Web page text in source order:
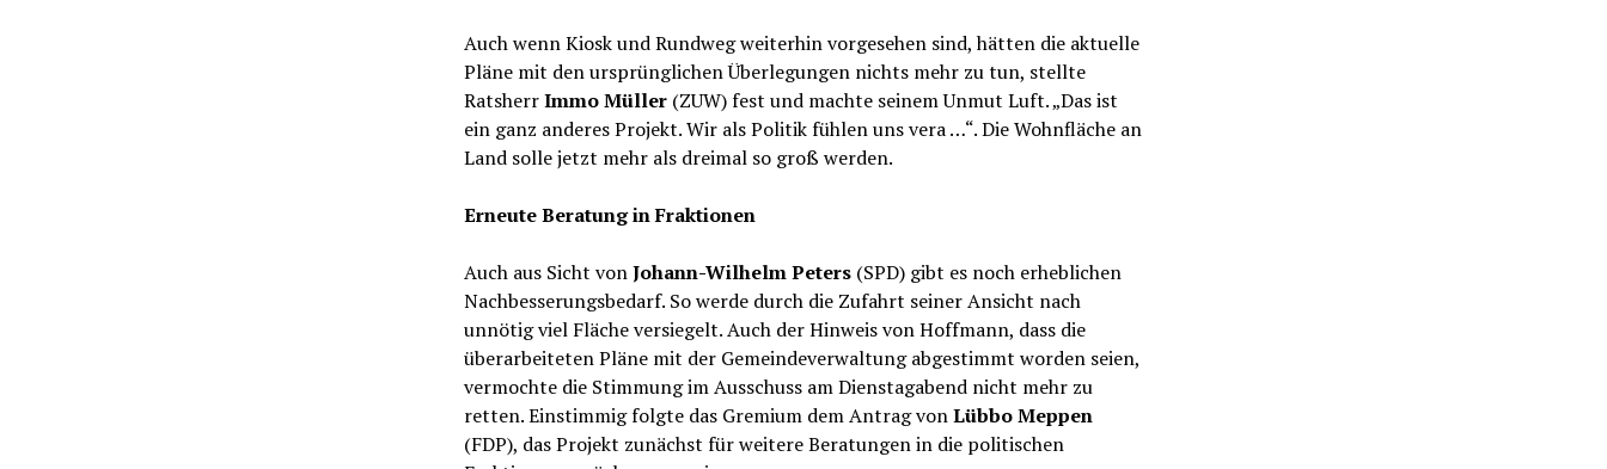
Auch wenn Kiosk und Rundweg weiterhin vorgesehen sind, hätten die aktuelle
Pläne mit den ursprünglichen Überlegungen nichts mehr zu tun, stellte
RatsherrImmo Müller (ZUW) fest und machte seinem Unmut Luft. „Das ist
ein ganz anderes Projekt. Wir als Politik fühlen uns vera …“. Die Wohnfläche an
Land solle jetzt mehr als dreimal so groß werden.
Erneute Beratung in Fraktionen
Auch aus Sicht vonJohann-Wilhelm Peters (SPD) gibt es noch erheblichen
Nachbesserungsbedarf. So werde durch die Zufahrt seiner Ansicht nach
unnötig viel Fläche versiegelt. Auch der Hinweis von Hoffmann, dass die
überarbeiteten Pläne mit der Gemeindeverwaltung abgestimmt worden seien,
vermochte die Stimmung im Ausschuss am Dienstagabend nicht mehr zu
retten. Einstimmig folgte das Gremium dem Antrag vonLübbo Meppen
(FDP), das Projekt zunächst für weitere Beratungen in die politischen